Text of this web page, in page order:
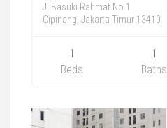
Jl.Basuki Rahmat No.1
Cipinang, Jakarta Timur 13410
1
Beds
1
Baths